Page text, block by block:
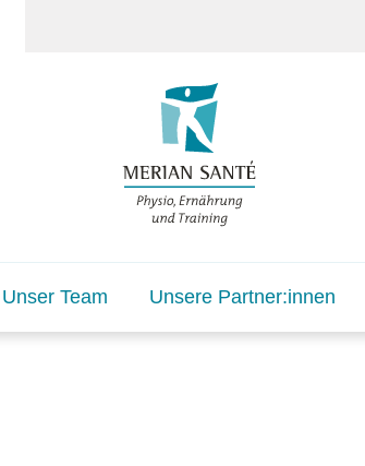
Unser Team Unsere Partner:innen